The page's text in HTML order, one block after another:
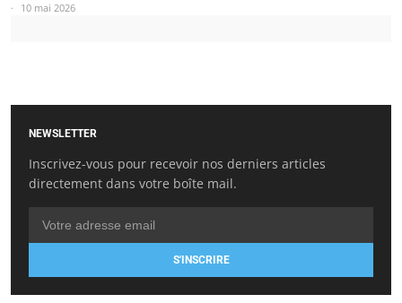
10 mai 2026
NEWSLETTER
Inscrivez-vous pour recevoir nos derniers articles
directement dans votre boîte mail.
S'INSCRIRE